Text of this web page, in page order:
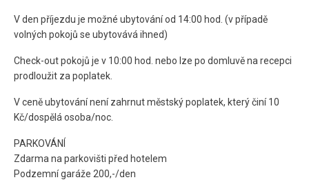
V den příjezdu je možné ubytování od 14:00 hod. (v případě
volných pokojů se ubytovává ihned)
Check-out pokojů je v 10:00 hod. nebo lze po domluvě na recepci
prodloužit za poplatek.
V ceně ubytování není zahrnut městský poplatek, který činí 10
Kč/dospělá osoba/noc.
PARKOVÁNÍ
Zdarma na parkovišti před hotelem
Podzemní garáže 200,-/den